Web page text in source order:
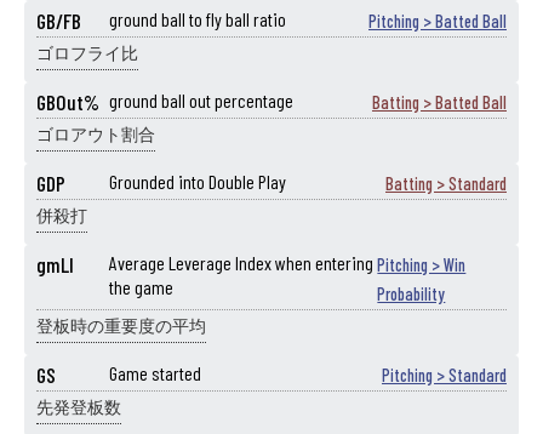
GB/FB ground ball to fly ball ratio Pitching > Batted Ball
ゴロフライ比
GBOut% ground ball out percentage Batting > Batted Ball
ゴロアウト割合
GDP Grounded into Double Play Batting > Standard
併殺打
gmLI
Average Leverage Index when entering
the game
Pitching > Win
Probability
登板時の重要度の平均
GS Game started Pitching > Standard
先発登板数